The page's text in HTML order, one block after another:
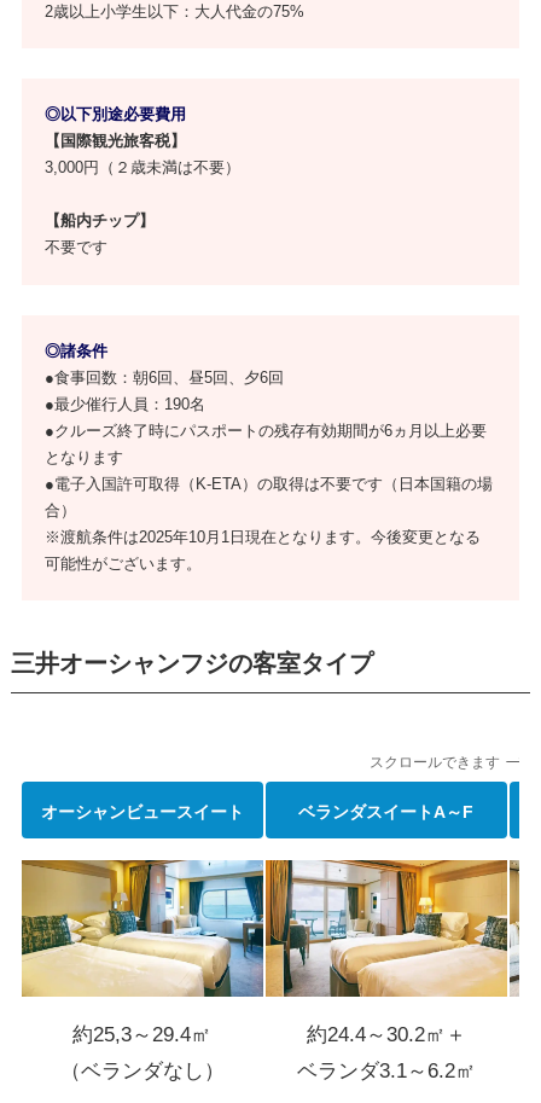
2歳以上小学生以下：大人代金の75%
◎以下別途必要費用
【国際観光旅客税】
3,000円（２歳未満は不要）
【船内チップ】
不要です
◎諸条件
●食事回数：朝6回、昼5回、夕6回
●最少催行人員：190名
●クルーズ終了時にパスポートの残存有効期間が6ヵ月以上必要
となります
●電子入国許可取得（K-ETA）の取得は不要です（日本国籍の場
合）
※渡航条件は2025年10月1日現在となります。今後変更となる
可能性がございます。
三井オーシャンフジの客室タイプ
スクロールできます
オーシャンビュースイート
約25,3～29.4㎡
（ベランダなし）
ベランダスイートA～F
約24.4～30.2㎡＋
ベランダ3.1～6.2㎡